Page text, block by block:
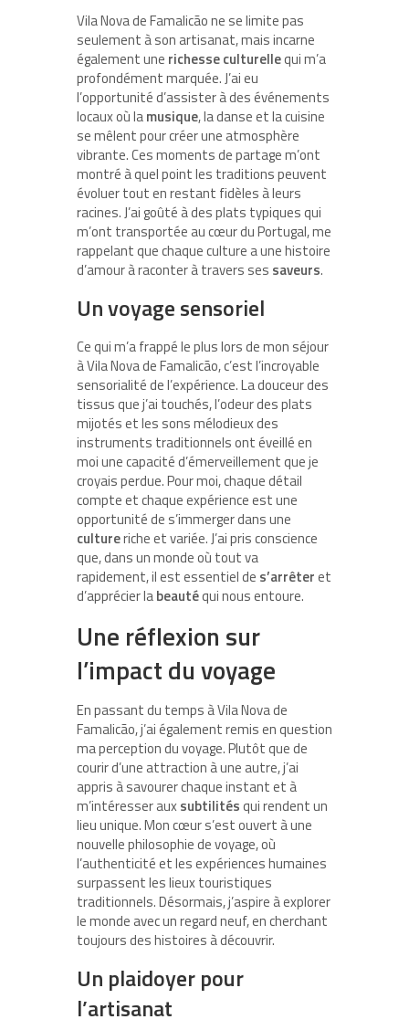
Vila Nova de Famalicão ne se limite pas
seulement à son artisanat, mais incarne
également une richesse culturellequi m’a
profondément marquée. J’ai eu
l’opportunité d’assister à des événements
locaux où lamusique, la danse et la cuisine
se mêlent pour créer une atmosphère
vibrante. Ces moments de partage m’ont
montré à quel point les traditions peuvent
évoluer tout en restant fidèles à leurs
racines. J’ai goûté à des plats typiques qui
m’ont transportée au cœur du Portugal, me
rappelant que chaque culture a une histoire
d’amour à raconter à travers ses saveurs.
Un voyage sensoriel
Ce qui m’a frappé le plus lors de mon séjour
à Vila Nova de Famalicão, c’est l’incroyable
sensorialité de l’expérience. La douceur des
tissus que j’ai touchés, l’odeur des plats
mijotés et les sons mélodieux des
instruments traditionnels ont éveillé en
moi une capacité d’émerveillement que je
croyais perdue. Pour moi, chaque détail
compte et chaque expérience est une
opportunité de s’immerger dans une
cultureriche et variée. J’ai pris conscience
que, dans un monde où tout va
rapidement, il est essentiel de s’arrêteret
d’apprécier labeautéqui nous entoure.
Une réflexion sur
l’impact du voyage
En passant du temps à Vila Nova de
Famalicão, j’ai également remis en question
ma perception du voyage. Plutôt que de
courir d’une attraction à une autre, j’ai
appris à savourer chaque instant et à
m’intéresser auxsubtilitésqui rendent un
lieu unique. Mon cœur s’est ouvert à une
nouvelle philosophie de voyage, où
l’authenticité et les expériences humaines
surpassent les lieux touristiques
traditionnels. Désormais, j’aspire à explorer
le monde avec un regard neuf, en cherchant
toujours des histoires à découvrir.
Un plaidoyer pour
l’artisanat